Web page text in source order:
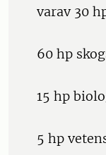
varav 30
60 hp
15 hp
5 hp